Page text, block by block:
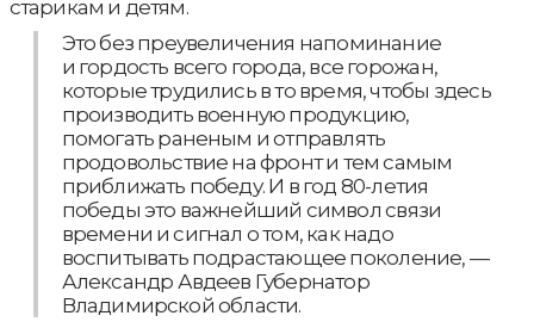
старикам и детям.
Это без преувеличения напоминание
и гордость всего города, все горожан,
которые трудились в то время, чтобы здесь
производить военную продукцию,
помогать раненым и отправлять
продовольствие на фронт и тем самым
приближать победу. И в год 80-летия
победы это важнейший символ связи
времени и сигнал о том, как надо
воспитывать подрастающее поколение, —
Александр Авдеев Губернатор
Владимирской области.